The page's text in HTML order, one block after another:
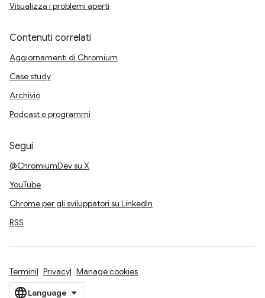
Visualizza i problemi aperti
Contenuti correlati
Aggiornamenti di Chromium
Case study
Archivio
Podcast e programmi
Segui
@ChromiumDev su X
YouTube
Chrome per gli sviluppatori su LinkedIn
RSS
Termini Privacy Manage cookies